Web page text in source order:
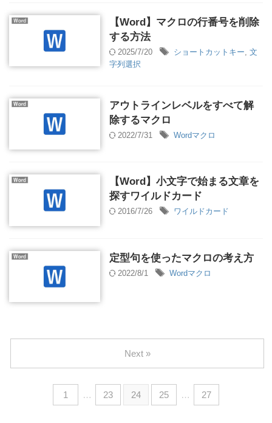
【Word】マクロの行番号を削除
する方法
2025/7/20 ショートカットキー 文
字列選択
アウトラインレベルをすべて解
除するマクロ
2022/7/31 Wordマクロ
【Word】小文字で始まる文章を
探すワイルドカード
2016/7/26 ワイルドカード
定型句を使ったマクロの考え方
2022/8/1 Wordマクロ
1 … 23 24 25 … 27
Next »